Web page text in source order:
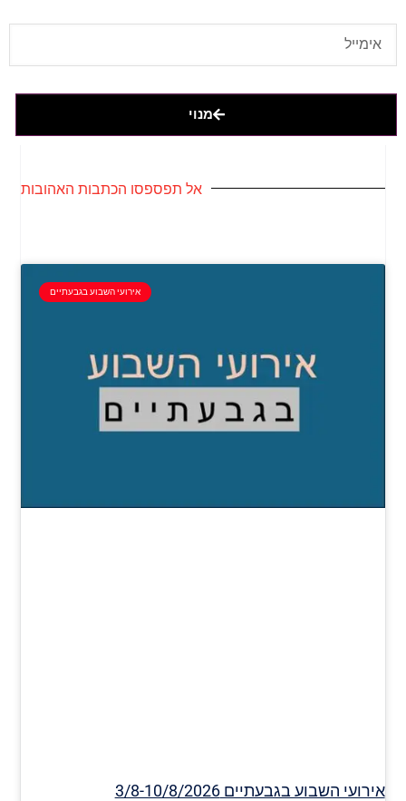
מנוי
אל תפספסו הכתבות האהובות
אירועי השבוע בגבעתיים
אירועי השבוע בגבעתיים 3/8-10/8/2026